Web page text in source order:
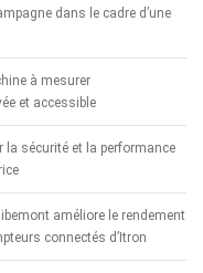
dans le cadre d’une
à mesurer
et accessible
la sécurité et la performance
améliore le rendement
connectés d’Itron